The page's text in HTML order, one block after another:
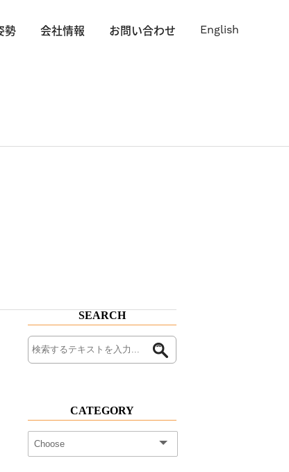
勢 会社情報 お問い合わせ English
SEARCH
CATEGORY